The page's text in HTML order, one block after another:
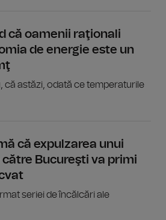
că oamenii raţionali
de energie este un
că astăzi, odată ce temperaturile
că expulzarea unui
Bucureşti va primi
seriei de încălcări ale